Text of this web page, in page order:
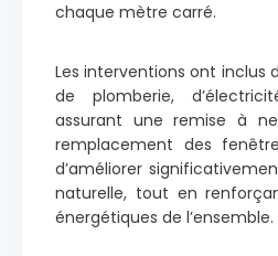
chaque mètre carré.
Les interventions ont inclus
de plomberie,
assurant une remise à
remplacement des
d’améliorer
naturelle, tout en
énergétiques de l’ensemble.